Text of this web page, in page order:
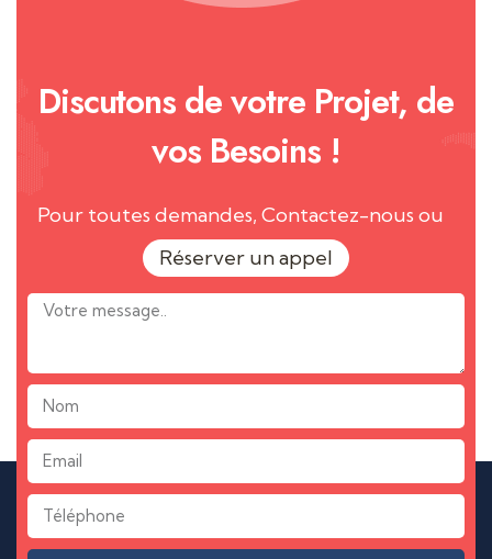
Discutons de votre Projet, de
vos Besoins !
Pour toutes demandes, Contactez-nous ou
Réserver un appel